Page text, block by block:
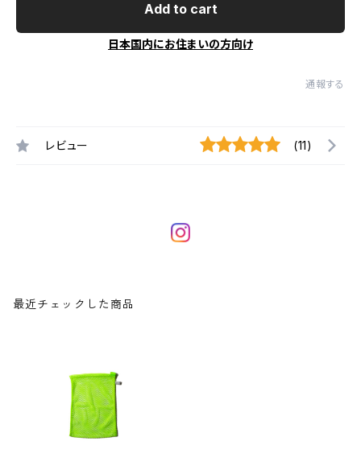
Add to cart
日本国内にお住まいの方向け
通報する
レビュー (11)
最近チェックした商品